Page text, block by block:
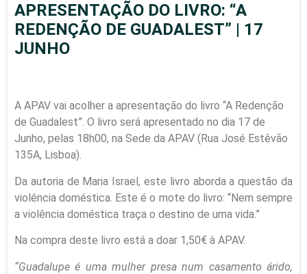
APRESENTAÇÃO DO LIVRO: “A
REDENÇÃO DE GUADALEST” | 17
JUNHO
A APAV vai acolher a apresentação do livro “A Redenção
de Guadalest”. O livro será apresentado no dia 17 de
Junho, pelas 18h00, na Sede da APAV (Rua José Estêvão
135A, Lisboa).
Da autoria de Maria Israel, este livro aborda a questão da
violência doméstica. Este é o mote do livro: “Nem sempre
a violência doméstica traça o destino de uma vida.”
Na compra deste livro está a doar 1,50€ à APAV.
“Guadalupe é uma mulher presa num casamento árido,